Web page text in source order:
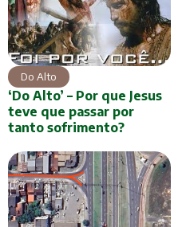
Do Alto
‘Do Alto’ – Por que Jesus
teve que passar por
tanto sofrimento?